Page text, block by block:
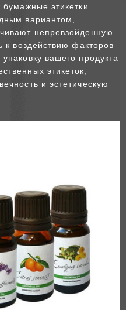
этикетки
вариантом,
непревзойденную
к воздействию факторов
вашего продукта
этикеток,
и эстетическую